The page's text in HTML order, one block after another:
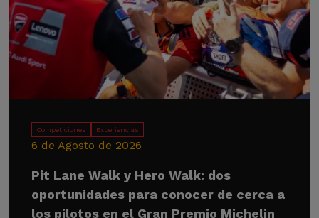
Competiciones Experiencias
6 de Agosto de 2026
Pit Lane Walk y Hero Walk: dos
oportunidades para conocer de cerca a
los pilotos en el Gran Premio Michelin